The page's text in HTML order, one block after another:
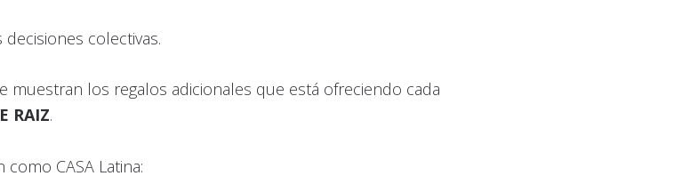
colectivas.
muestran los regalos adicionales que está ofreciendo cada
RAIZ.
CASA Latina: